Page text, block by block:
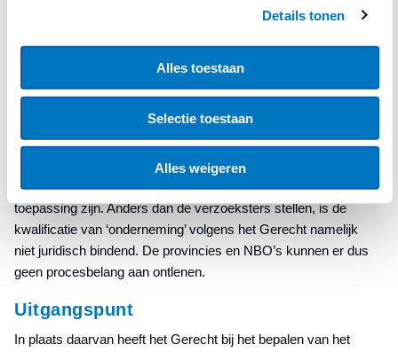
Details tonen
Alles toestaan
Selectie toestaan
Alles weigeren
het Gerecht onderzocht of de provincies en NBO’s wel
Commissie. Volgens het Gerecht is dit niet het geval. De zaak
wordt daarom niet in behandeling genomen.
Toepassing staatssteunregels
Het Gerecht gaat ook niet inhoudelijk in op de vraag of NBO’s
ondernemingen zijn en of de staatssteunregels op hen van
toepassing zijn. Anders dan de verzoeksters stellen, is de
kwalificatie van ‘onderneming’ volgens het Gerecht namelijk
niet juridisch bindend. De provincies en NBO’s kunnen er dus
geen procesbelang aan ontlenen.
Uitgangspunt
In plaats daarvan heeft het Gerecht bij het bepalen van het